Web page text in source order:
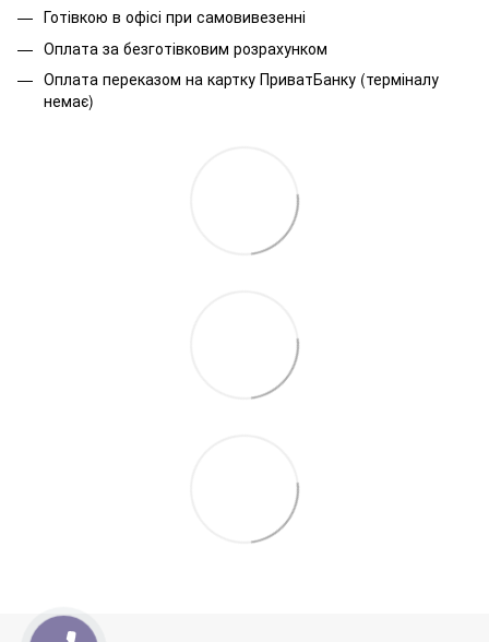
Готівкою в офісі при самовивезенні
Оплата за безготівковим розрахунком
Оплата переказом на картку ПриватБанку (терміналу
немає)